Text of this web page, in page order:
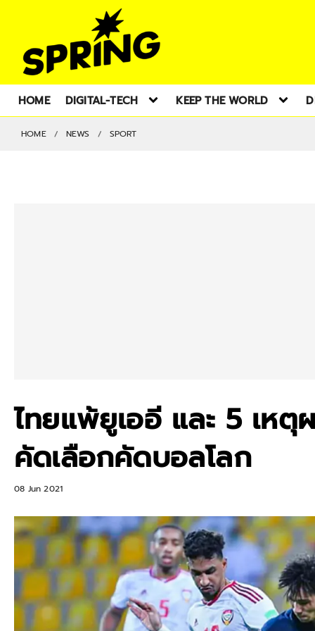
HOME DIGITAL-TECH KEEP THE WORLD
HOME NEWS SPORT
ไทยแพ้ยูเออี และ 5 เห
คัดเลือกคัดบอลโลก
08 Jun 2021